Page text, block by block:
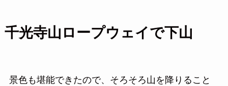
千光寺山ロープウェイで下山
景色も堪能できたので、そろそろ山を降りること